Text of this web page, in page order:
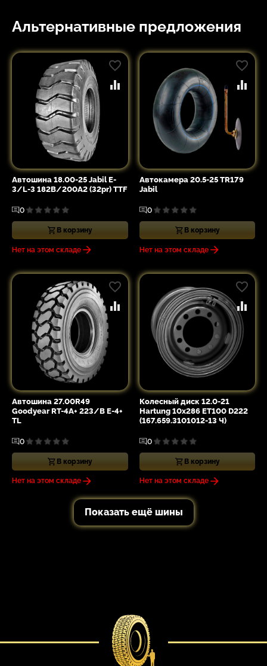
Альтернативные предложения
Автошина 18.00-25 Jabil E-
3/L-3 182B/200A2 (32pr) TTF
0
В корзину
Нет на этом складе
Автокамера 20.5-25 TR179
Jabil
0
В корзину
Нет на этом складе
Автошина 27.00R49
Goodyear RT-4A+ 223/B E-4+
TL
0
В корзину
Нет на этом складе
Колесный диск 12.0-21
Hartung 10x286 ET100 D222
(167.659.3101012-13 Ч)
0
В корзину
Нет на этом складе
Показать ещё шины